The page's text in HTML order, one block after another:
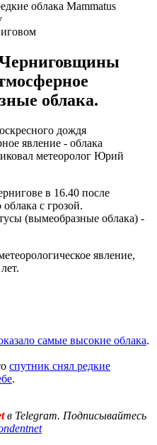
Черниговщины
облака.
дождя
явление - облака
метеоролог Юрий
в 16.40 после
с грозой.
(вымеобразные облака) -
явление,
самые высокие облака.
спутник снял редкие
.
в Telegram. Подписывайтесь